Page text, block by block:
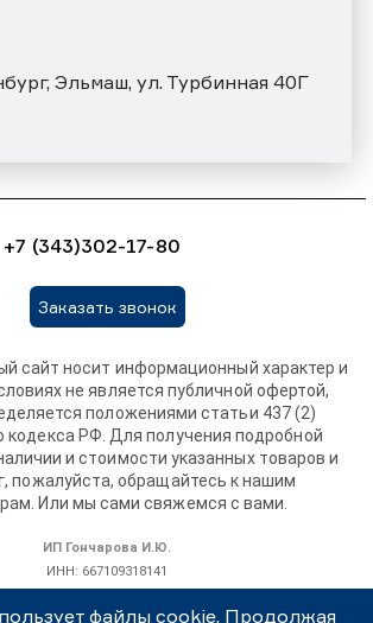
Эльмаш, ул. Турбинная 40Г
+7 (343)302-17-80
Заказать звонок
сайт носит информационный характер и
не является публичной офертой,
положениями статьи 437 (2)
кодекса РФ. Для получения подробной
и стоимости указанных товаров и
пожалуйста, обращайтесь к нашим
Или мы сами свяжемся с вами.
ИП Гончарова И.Ю.
ИНН: 667109318141
файлы cookie. Продолжая